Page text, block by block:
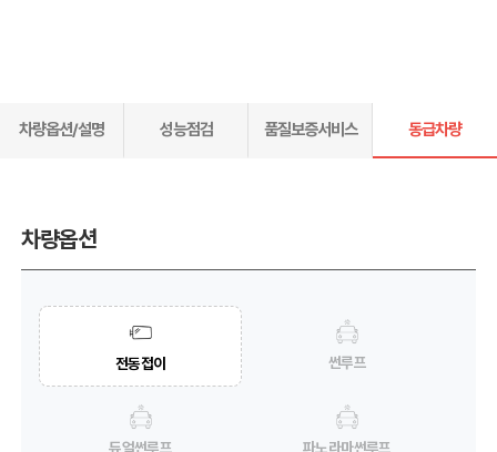
차량옵션/설명 성능점검 품질보증서비스 동급차량
차량옵션
전동접이 썬루프
듀얼썬루프 파노라마썬루프